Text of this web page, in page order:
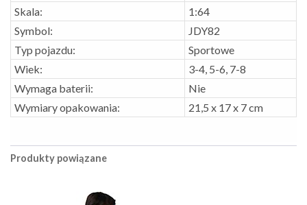
Skala:
1:64
Symbol:
JDY82
Typ pojazdu:
Sportowe
Wiek:
3-4, 5-6, 7-8
Wymaga baterii:
Nie
Wymiary opakowania:
21,5 x 17 x 7 cm
Produkty powiązane